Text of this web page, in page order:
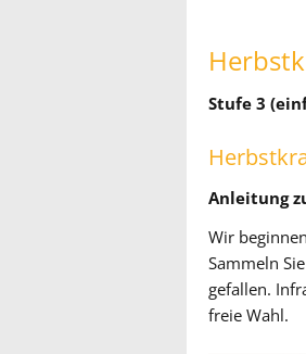
Stufe 3
Anleitung
Wir
Sammeln
gefallen.
freie Wahl.